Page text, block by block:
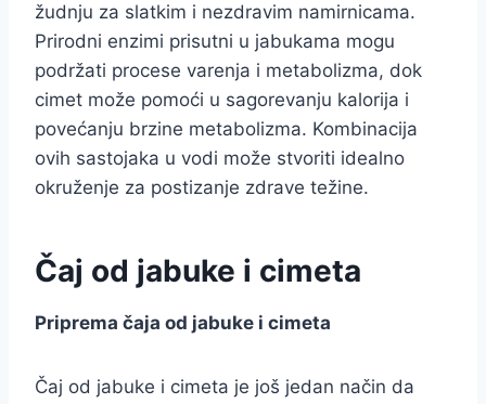
žudnju za slatkim i nezdravim namirnicama.
Prirodni enzimi prisutni u jabukama mogu
podržati procese varenja i metabolizma, dok
cimet može pomoći u sagorevanju kalorija i
povećanju brzine metabolizma. Kombinacija
ovih sastojaka u vodi može stvoriti idealno
okruženje za postizanje zdrave težine.
Čaj od jabuke i cimeta
Priprema čaja od jabuke i cimeta
Čaj od jabuke i cimeta je još jedan način da